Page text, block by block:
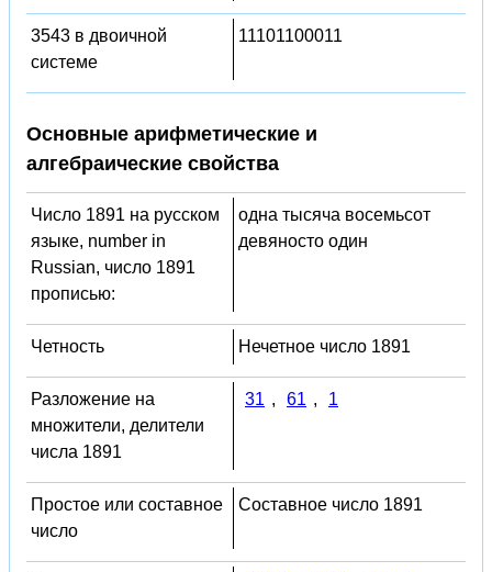
3543 в двоичной
системе
11101100011
Основные арифметические и
алгебраические свойства
Число 1891 на русском
языке, number in
Russian, число 1891
прописью:
одна тысяча восемьсот
девяносто один
Четность Нечетное число 1891
Разложение на
множители, делители
числа 1891
31 , 61 , 1
Простое или составное
число
Составное число 1891